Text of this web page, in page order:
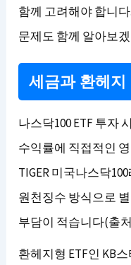
함께 고려해야 합니
문제도 함께 알아보
세금과 환헤지
나스닥100 ETF 투자
수익률에 직접적인
TIGER 미국나스닥
원천징수 방식으로
부담이 적습니다(출
환헤지형 ETF인 KB